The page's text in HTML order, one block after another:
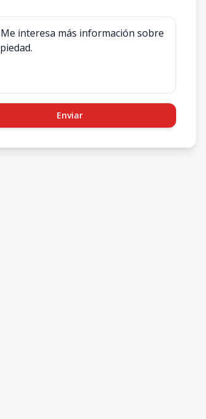
Enviar